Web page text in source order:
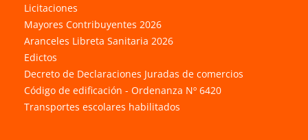
Licitaciones
Mayores Contribuyentes 2026
Aranceles Libreta Sanitaria 2026
Edictos
Decreto de Declaraciones Juradas de comercios
Código de edificación - Ordenanza Nº 6420
Transportes escolares habilitados